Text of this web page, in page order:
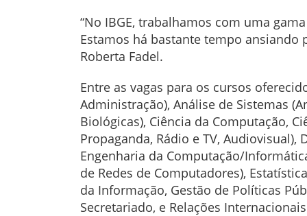
“No IBGE, trabalhamos com uma
Estamos há bastante tempo ansiando
Roberta Fadel.
Entre as vagas para os cursos
Administração), Análise de Sistemas
Biológicas), Ciência da Computação,
Propaganda, Rádio e TV,
Engenharia da Computação/
de Redes de Computadores),
da Informação, Gestão de Políticas
Secretariado, e Relações